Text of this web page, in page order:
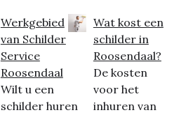
Werkgebied
van Schilder
Service
Roosendaal
Wilt u een
schilder huren
Wat kost een
schilder in
Roosendaal?
De kosten
voor het
inhuren van